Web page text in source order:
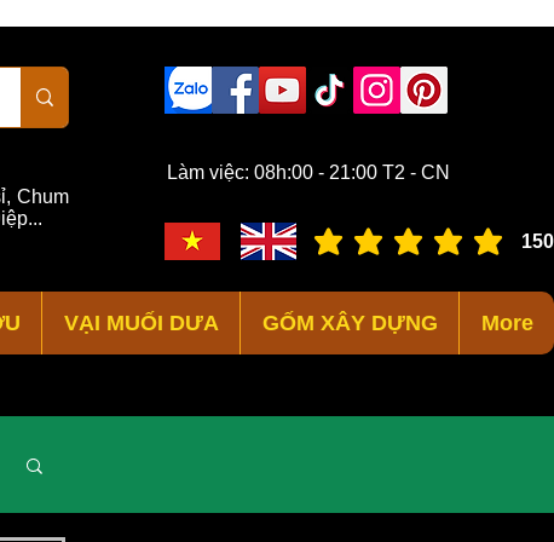
Làm việc: 08h:00 - 21:00 T2 - CN
,Chum
VẠI MUỐI DƯA GỐM XÂY DỰNG More
150
đánh giá trung bình là 3 /